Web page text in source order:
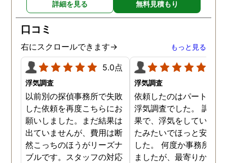
詳細を見る 無料見積もり
口コミ
右にスクロールできます→ もっと見る
5.0点
浮気調査
以前別の探偵事務所で失敗
した依頼を再度こちらにお
願いしました。まだ結果は
出ていませんが、費用は断
然こっちのほうがリーズナ
ブルです。スタッフの対応
浮気調査
依頼したのはパートナー
浮気調査でした。 調査
果で、浮気をしていなか
たみたいでほっと安心し
した。 何度か事務所に
ましたが、最寄りから徒